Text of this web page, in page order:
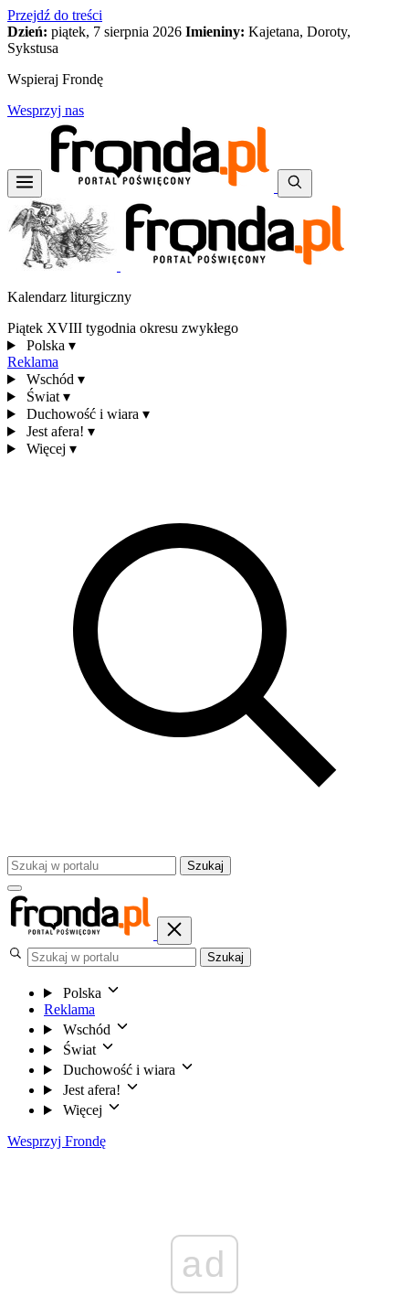
Przejdź do treści
Dzień: piątek, 7 sierpnia 2026 Imieniny: Kajetana, Doroty,
Sykstusa
Wspieraj Frondę
Wesprzyj nas
Kalendarz liturgiczny
Piątek XVIII tygodnia okresu zwykłego
Polska ▾
Reklama
Wschód ▾
Świat ▾
Duchowość i wiara ▾
Jest afera! ▾
Więcej ▾
Szukaj
Szukaj
Polska
Reklama
Wschód
Świat
Duchowość i wiara
Jest afera!
Więcej
Wesprzyj Frondę
ad